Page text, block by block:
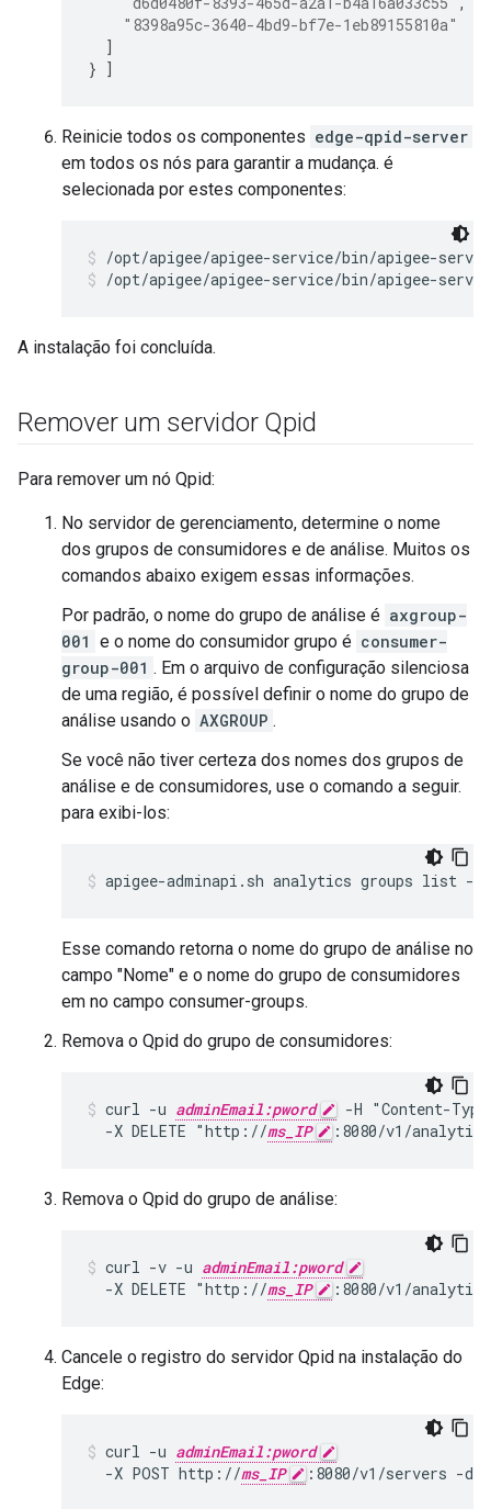
"8398a95c-3640-4bd9-bf7e-1eb89155810a"
]
} ]
Reinicie todos os componentes edge-qpid-server
em todos os nós para garantir a mudança. é
selecionada por estes componentes:
/opt/apigee/apigee-service/bin/apigee-
/opt/apigee/apigee-service/bin/apigee-
A instalação foi concluída.
Remover um servidor Qpid
Para remover um nó Qpid:
No servidor de gerenciamento, determine o nome
dos grupos de consumidores e de análise. Muitos os
comandos abaixo exigem essas informações.
Por padrão, o nome do grupo de análise é axgroup-
001 e o nome do consumidor grupo é consumer-
group-001 . Em o arquivo de configuração silenciosa
de uma região, é possível definir o nome do grupo de
análise usando o AXGROUP .
Se você não tiver certeza dos nomes dos grupos de
análise e de consumidores, use o comando a seguir.
para exibi-los:
apigee-adminapi.sh analytics groups list --
Esse comando retorna o nome do grupo de análise no
campo "Nome" e o nome do grupo de consumidores
em no campo consumer-groups.
Remova o Qpid do grupo de consumidores:
curl -u adminEmail:pword
-H "Content-
  -X DELETE "http://
ms_IP :8080/v1/
Remova o Qpid do grupo de análise:
curl -v -u adminEmail:pword
  -X DELETE "http://
ms_IP :8080/v1/
Cancele o registro do servidor Qpid na instalação do
Edge:
curl -u adminEmail:pword
  -X POST http://
ms_IP :8080/v1/servers -d